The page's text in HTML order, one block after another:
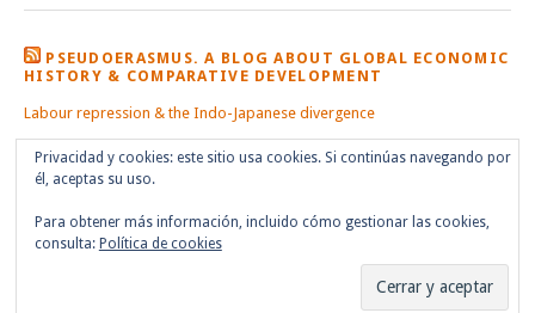
PSEUDOERASMUS. A BLOG ABOUT GLOBAL ECONOMIC
HISTORY & COMPARATIVE DEVELOPMENT
Labour repression & the Indo-Japanese divergence
Privacidad y cookies: este sitio usa cookies. Si continúas navegando por
él, aceptas su uso.
Para obtener más información, incluido cómo gestionar las cookies,
consulta: Política de cookies